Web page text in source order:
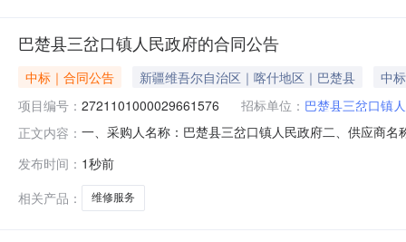
巴楚县三岔口镇人民政府的合同公告
中标｜合同公告 新疆维吾尔自治区｜喀什地区｜巴楚县
中
项目编号： 2721101000029661576 招标单位： 巴楚县三岔口镇
正文内容： 一、采购人名称：巴楚县三岔口镇人民政府二、供应商
或标的基本概况：七、其它事项：详见附件中的合同文
发布时间： 1秒前
相关产品：
维修服务